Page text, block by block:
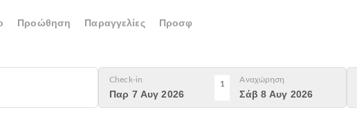
Προώθηση Παραγγελίες Προσφ
Check-in
Παρ 7 Αυγ 2026
1 Αναχώρηση
Σάβ 8 Αυγ 2026